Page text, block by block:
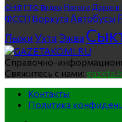
ОНФ ГТО Видео Налоги Дороги
ФССП Воркута Автобусы
ЛыжиУхта Эжва
Справочно-
Свяжитесь с нами:
Контакты
Политика